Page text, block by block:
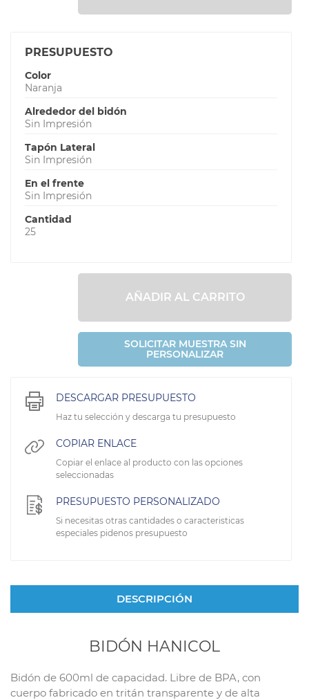
PRESUPUESTO
Color
Naranja
Alrededor del bidón
Sin Impresión
Tapón Lateral
Sin Impresión
En el frente
Sin Impresión
Cantidad
25
AÑADIR AL CARRITO
SOLICITAR MUESTRA SIN
PERSONALIZAR
DESCARGAR PRESUPUESTO
Haz tu selección y descarga tu presupuesto
COPIAR ENLACE
Copiar el enlace al producto con las opciones
seleccionadas
PRESUPUESTO PERSONALIZADO
Si necesitas otras cantidades o caracteristicas
especiales pidenos presupuesto
DESCRIPCIÓN
BIDÓN HANICOL
Bidón de 600ml de capacidad. Libre de BPA, con
cuerpo fabricado en tritán transparente y de alta